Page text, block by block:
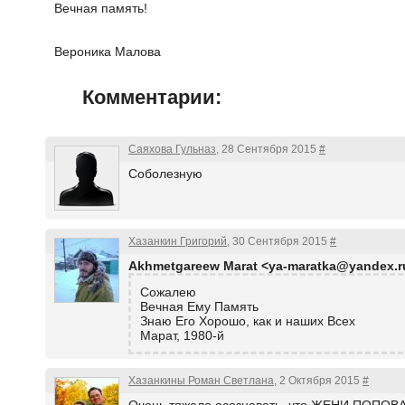
Вечная память!
Вероника Малова
Комментарии:
Саяхова Гульназ , 28 Сентября 2015 #
Соболезную
Хазанкин Григорий , 30 Сентября 2015 #
Akhmetgareew Marat <ya-
Сожалею
Вечная Ему Память
Знаю Его Хорошо, как и наших Всех
Марат, 1980-й
Хазанкины Роман Светлана , 2 Октября 2015 #